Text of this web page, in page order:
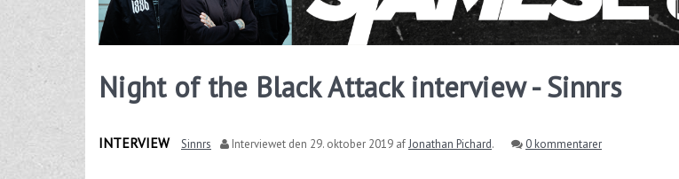
Night of the Black Attack interview - Sinnrs
INTERVIEW Sinnrs Interviewet den 29. oktober 2019 afJonathan Pichard. 0 kommentarer